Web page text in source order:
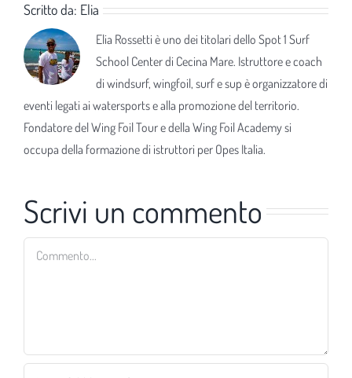
Scritto da: Elia
Elia Rossetti è uno dei titolari dello Spot 1 Surf
School Center di Cecina Mare. Istruttore e coach
di windsurf, wingfoil, surf e sup è organizzatore di
eventi legati ai watersports e alla promozione del territorio.
Fondatore del Wing Foil Tour e della Wing Foil Academy si
occupa della formazione di istruttori per Opes Italia.
Scrivi un commento
Commento